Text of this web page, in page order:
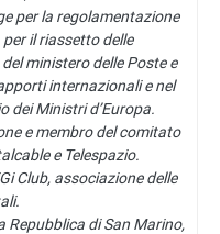
per la regolamentazione
il riassetto delle
ministero delle Poste e
internazionali e nel
dei Ministri d’Europa.
e membro del comitato
e Telespazio.
Club, associazione delle
Repubblica di San Marino,